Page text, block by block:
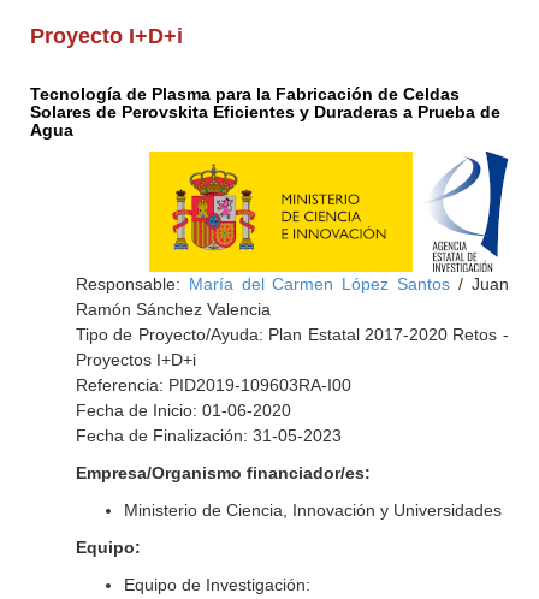
Proyecto I+D+i
Tecnología de Plasma para la Fabricación de Celdas
Solares de Perovskita Eficientes y Duraderas a Prueba de
Agua
Responsable: María del Carmen López Santos / Juan
Ramón Sánchez Valencia
Tipo de Proyecto/Ayuda: Plan Estatal 2017-2020 Retos -
Proyectos I+D+i
Referencia: PID2019-109603RA-I00
Fecha de Inicio: 01-06-2020
Fecha de Finalización: 31-05-2023
Empresa/Organismo financiador/es:
Ministerio de Ciencia, Innovación y Universidades
Equipo:
Equipo de Investigación: